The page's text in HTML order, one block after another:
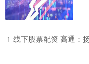
1 线下股票配资 高通：